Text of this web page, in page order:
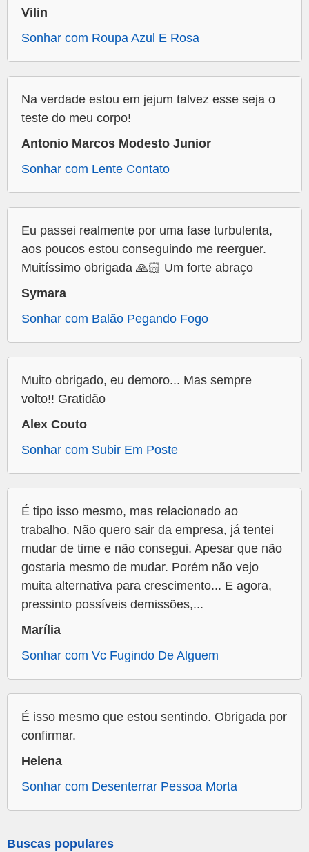
Vilin
Sonhar com Roupa Azul E Rosa
Na verdade estou em jejum talvez esse seja o
teste do meu corpo!
Antonio Marcos Modesto Junior
Sonhar com Lente Contato
Eu passei realmente por uma fase turbulenta,
aos poucos estou conseguindo me reerguer.
Muitíssimo obrigada 🙏🏻 Um forte abraço
Symara
Sonhar com Balão Pegando Fogo
Muito obrigado, eu demoro... Mas sempre
volto!! Gratidão
Alex Couto
Sonhar com Subir Em Poste
É tipo isso mesmo, mas relacionado ao
trabalho. Não quero sair da empresa, já tentei
mudar de time e não consegui. Apesar que não
gostaria mesmo de mudar. Porém não vejo
muita alternativa para crescimento... E agora,
pressinto possíveis demissões,...
Marília
Sonhar com Vc Fugindo De Alguem
É isso mesmo que estou sentindo. Obrigada por
confirmar.
Helena
Sonhar com Desenterrar Pessoa Morta
Buscas populares